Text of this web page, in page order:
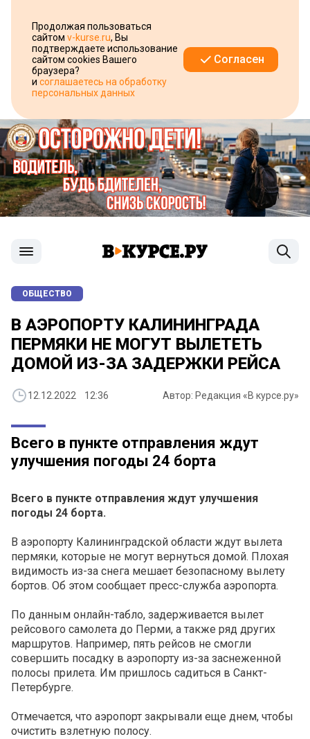
Продолжая пользоваться
сайтом v-kurse.ru, Вы
подтверждаете использование
сайтом cookies Вашего
браузера?
и соглашаетесь на обработку
персональных данных
Согласен
ОБЩЕСТВО
В АЭРОПОРТУ КАЛИНИНГРАДА
ПЕРМЯКИ НЕ МОГУТ ВЫЛЕТЕТЬ
ДОМОЙ ИЗ-ЗА ЗАДЕРЖКИ РЕЙСА
12.12.2022 12:36 Автор: Редакция «В курсе.ру»
Всего в пункте отправления ждут
улучшения погоды 24 борта
Всего в пункте отправления ждут улучшения
погоды 24 борта.
В аэропорту Калининградской области ждут вылета
пермяки, которые не могут вернуться домой. Плохая
видимость из-за снега мешает безопасному вылету
бортов. Об этом сообщает пресс-служба аэропорта.
По данным онлайн-табло, задерживается вылет
рейсового самолета до Перми, а также ряд других
маршрутов. Например, пять рейсов не смогли
совершить посадку в аэропорту из-за заснеженной
полосы прилета. Им пришлось садиться в Санкт-
Петербурге.
Отмечается, что аэропорт закрывали еще днем, чтобы
очистить взлетную полосу.